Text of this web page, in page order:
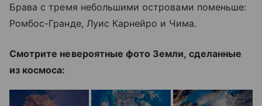
Брава с тремя небольшими островами поменьше:
Ромбос-Гранде, Луис Карнейро и Чима.
Смотрите невероятные фото Земли, сделанные
из космоса: